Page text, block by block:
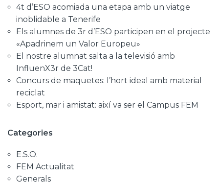
4t d’ESO acomiada una etapa amb un viatge
inoblidable a Tenerife
Els alumnes de 3r d’ESO participen en el projecte
«Apadrinem un Valor Europeu»
El nostre alumnat salta a la televisió amb
InfluenX3r de 3Cat!
Concurs de maquetes: l’hort ideal amb material
reciclat
Esport, mar i amistat: així va ser el Campus FEM
Categories
E.S.O.
FEM Actualitat
Generals